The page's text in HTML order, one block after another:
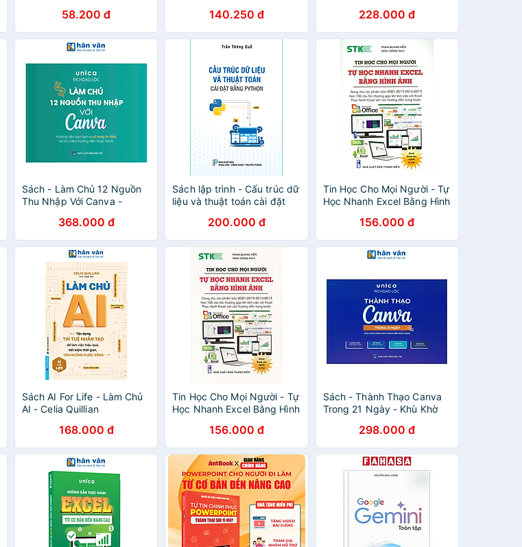
58.200 đ 140.250 đ 228.000 đ
Sách - Làm Chủ 12 Nguồn
Thu Nhập Với Canva -
368.000 đ
Sách lập trình - Cấu trúc dữ
liệu và thuật toán cài đặt
200.000 đ
Tin Học Cho Mọi Người - Tự
Học Nhanh Excel Bằng Hình
Bản 2021-2019-2016-2013)
156.000 đ
Sách AI For Life - Làm Chủ
AI - Celia Quillian
168.000 đ
Tin Học Cho Mọi Người - Tự
Học Nhanh Excel Bằng Hình
156.000 đ
Sách - Thành Thạo Canva
Trong 21 Ngày - Khù Khờ
Ngạc - Richdad Lộc
298.000 đ